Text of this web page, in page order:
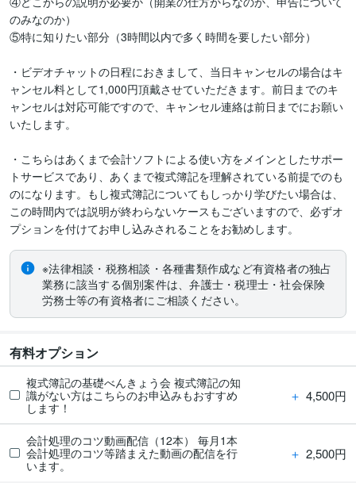
のみなのか）
⑤特に知りたい部分（3時間以内で多く時間を要したい部分）
・ビデオチャットの日程におきまして、当日キャンセルの場合はキ
ャンセル料として1,000円頂戴させていただきます。前日までのキ
ャンセルは対応可能ですので、キャンセル連絡は前日までにお願い
いたします。
・こちらはあくまで会計ソフトによる使い方をメインとしたサポー
トサービスであり、あくまで複式簿記を理解されている前提でのも
のになります。もし複式簿記についてもしっかり学びたい場合は、
この時間内では説明が終わらないケースもございますので、必ずオ
※法律相談・税務相談・各種書類作成など有資格者の独占
業務に該当する個別案件は、弁護士・税理士・社会保険
労務士等の有資格者にご相談ください。
有料オプション
複式簿記の基礎べんきょう会 複式簿記の知
識がない方はこちらのお申込みもおすすめ
します！
＋ 4,500円
会計処理のコツ動画配信（12本） 毎月1本
会計処理のコツ等踏まえた動画の配信を行
います。
＋ 2,500円